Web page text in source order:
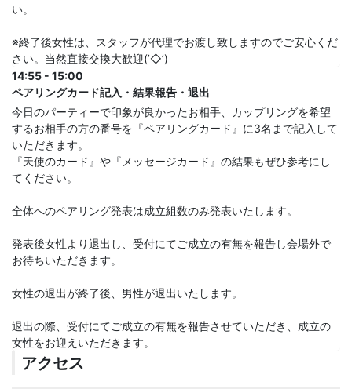
い。
※終了後女性は、スタッフが代理でお渡し致しますのでご安心くだ
さい。当然直接交換大歓迎(’◇’)ゞ
14:55 - 15:00
ペアリングカード記入・結果報告・退出
今日のパーティーで印象が良かったお相手、カップリングを希望
するお相手の方の番号を『ペアリングカード』に3名まで記入して
いただきます。
『天使のカード』や『メッセージカード』の結果もぜひ参考にし
てください。
全体へのペアリング発表は成立組数のみ発表いたします。
発表後女性より退出し、受付にてご成立の有無を報告し会場外で
お待ちいただきます。
女性の退出が終了後、男性が退出いたします。
退出の際、受付にてご成立の有無を報告させていただき、成立の
女性をお迎えいただきます。
アクセス